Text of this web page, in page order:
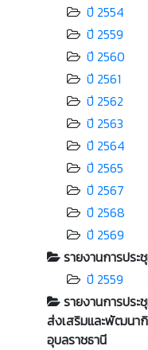
ปี 2554
ปี 2559
ปี 2560
ปี 2561
ปี 2562
ปี 2563
ปี 2564
ปี 2565
ปี 2567
ปี 2568
ปี 2569
รายงานการปร
ปี 2559
รายงานการปร
ส่งเสริมและพัฒนา
อุบลราชธานี